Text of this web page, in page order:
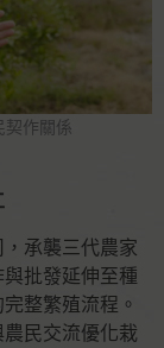
契作關係
承襲三代農家
批發延伸至種
整繁殖流程。
民交流優化栽